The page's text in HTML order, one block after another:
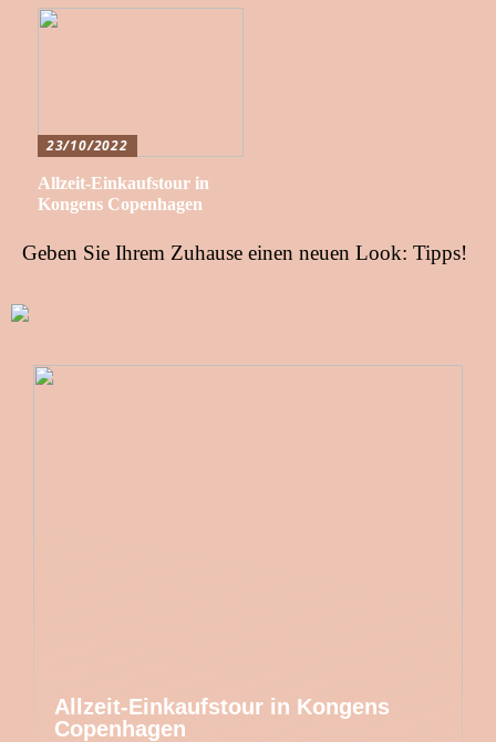
23/10/2022
Allzeit-Einkaufstour in
Kongens Copenhagen
Geben Sie Ihrem Zuhause einen neuen Look: Tipps!
Allzeit-Einkaufstour in Kongens
Copenhagen